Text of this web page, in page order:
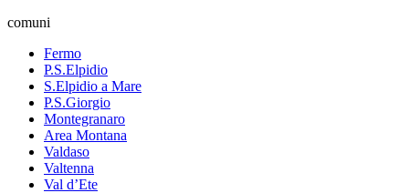
comuni
Fermo
P.S.Elpidio
S.Elpidio a Mare
P.S.Giorgio
Montegranaro
Area Montana
Valdaso
Valtenna
Val d’Ete